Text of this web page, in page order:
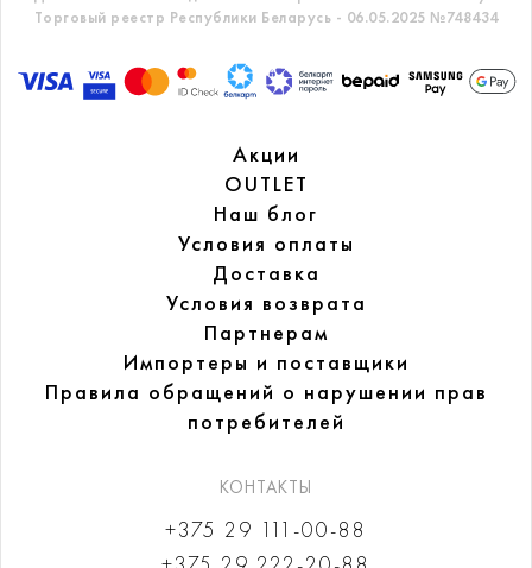
Торговый реестр Республики Беларусь - 06.05.2025 №748434
Акции
OUTLET
Наш блог
Условия оплаты
Доставка
Условия возврата
Партнерам
Импортеры и поставщики
Правила обращений о нарушении прав
потребителей
КОНТАКТЫ
+375 29 111-00-88